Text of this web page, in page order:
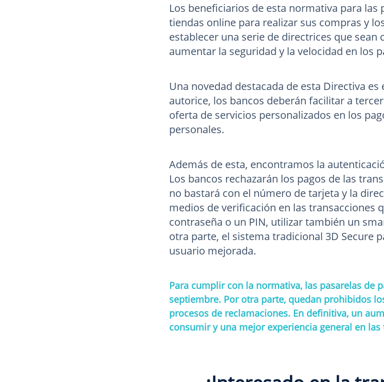
Los beneficiarios de esta normativa para
tiendas online para realizar sus compras y
establecer una serie de directrices que
aumentar la seguridad y la velocidad en los
Una novedad destacada de esta Directiva
autorice, los bancos deberán facilitar a
oferta de servicios personalizados en los
personales.
Además de esta, encontramos la
Los bancos rechazarán los pagos de las
no bastará con el número de tarjeta y la
medios de verificación en las transacciones
contraseña o un PIN, utilizar también un
otra parte, el sistema tradicional 3D Secure
usuario mejorada.
Para cumplir con la normativa, las pasarelas de
septiembre. Por otra parte, quedan prohibidos
procesos de reclamaciones. En definitiva, un
consumir y una mejor experiencia general en